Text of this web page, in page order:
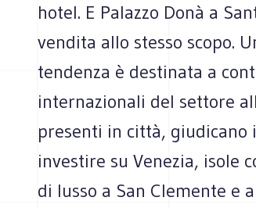
hotel. E Palazzo Donà a
vendita allo stesso scopo.
tendenza è destinata a
internazionali del settore
presenti in città, giudicano
investire su Venezia, isole
di lusso a San Clemente e